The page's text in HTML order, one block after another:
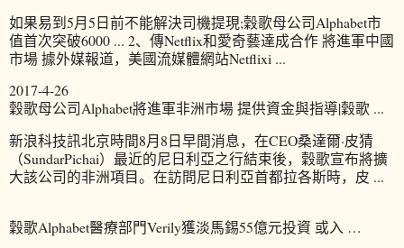
如果易到5月5日前不能解決司機提現;穀歌母公司Alphabet市
值首次突破6000 ... 2、傳Netflix和愛奇藝達成合作 將進軍中國
市場 據外媒報道，美國流媒體網站Netflixi ...
2017-4-26
穀歌母公司Alphabet將進軍非洲市場 提供資金與指導|穀歌 ...
新浪科技訊北京時間8月8日早間消息，在CEO桑達爾·皮猜
（SundarPichai）最近的尼日利亞之行結束後，穀歌宣布將擴
大該公司的非洲項目。在訪問尼日利亞首都拉各斯時，皮 ...
穀歌Alphabet醫療部門Verily獲淡馬錫55億元投資 或入 …